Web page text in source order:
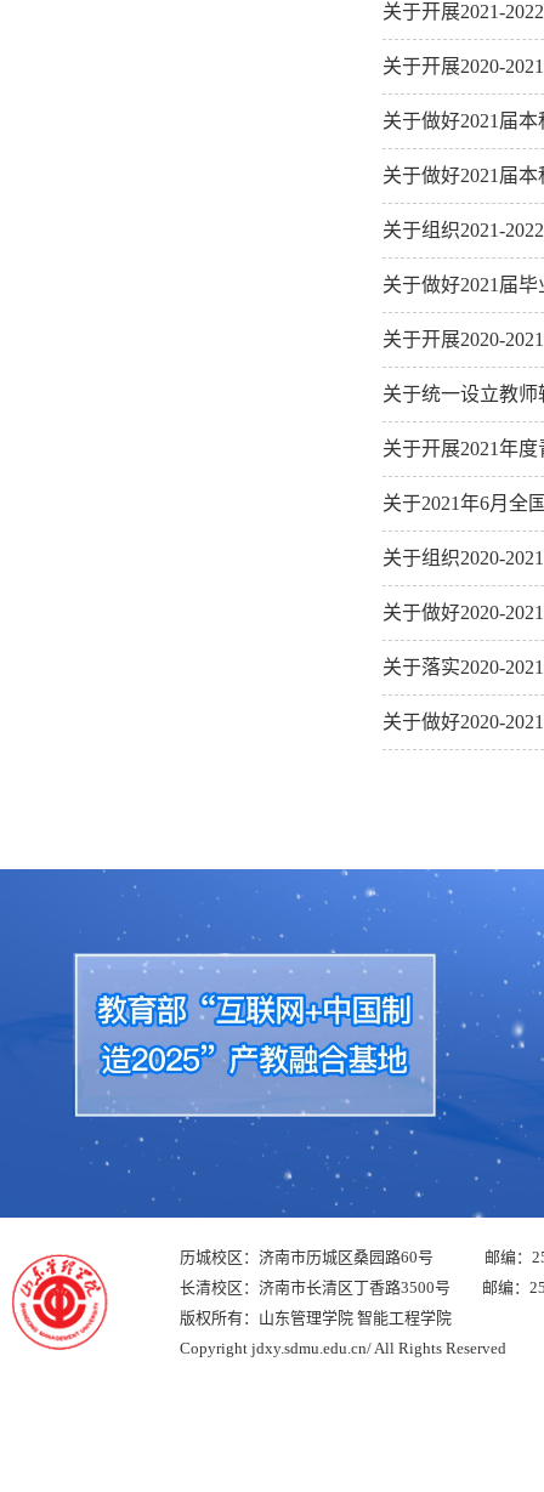
关于开展2021-
关于开展2020-
关于做好2021届
关于做好2021届
关于组织2021-
关于做好2021届
关于开展2020-
关于统一设立教
关于开展2021年
关于2021年6月全
关于组织2020-
关于做好2020-
关于落实2020-
关于做好2020-
历城校区：济南市历城区桑园路60号 邮编：
长清校区：济南市长清区丁香路3500号 邮编：
版权所有：山东管理学院 智能工程学院
Copyright jdxy.sdmu.edu.cn/ All Rights Reserved